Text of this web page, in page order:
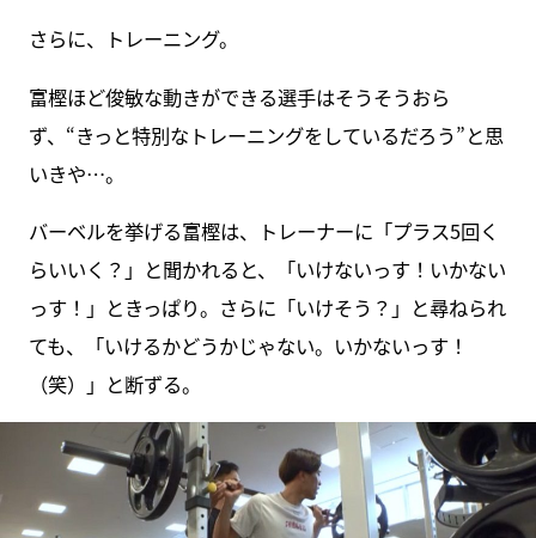
さらに、トレーニング。
富樫ほど俊敏な動きができる選手はそうそうおら
ず、“きっと特別なトレーニングをしているだろう”と思
いきや…。
バーベルを挙げる富樫は、トレーナーに「プラス5回く
らいいく？」と聞かれると、「いけないっす！いかない
っす！」ときっぱり。さらに「いけそう？」と尋ねられ
ても、「いけるかどうかじゃない。いかないっす！
（笑）」と断ずる。